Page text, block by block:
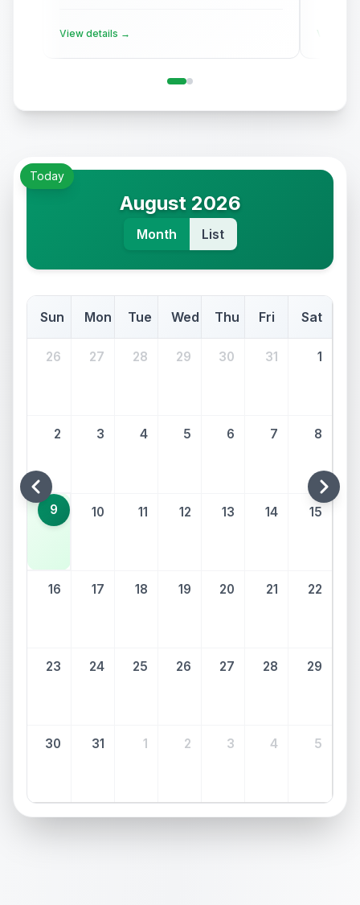
édition, le salon revient avec une
View details → View
Today
August 2026
Month List
Sun Mon Tue Wed Thu Fri Sat
26 27 28 29 30 31 1
2 3 4 5 6 7 8
9 10 11 12 13 14 15
16 17 18 19 20 21 22
23 24 25 26 27 28 29
30 31 1 2 3 4 5